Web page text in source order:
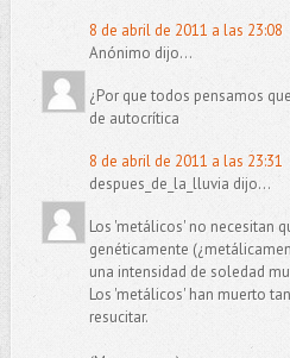
8 de abril de 2011 a las 23:08
Anónimo dijo...
¿Por que todos pensamos
de autocrítica
8 de abril de 2011 a las 23:31
despues_de_la_lluvia dijo...
Los 'metálicos' no necesitan
genéticamente
una intensidad de soledad
Los 'metálicos' han muerto
resucitar.